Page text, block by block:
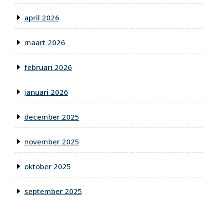
april 2026
maart 2026
februari 2026
januari 2026
december 2025
november 2025
oktober 2025
september 2025